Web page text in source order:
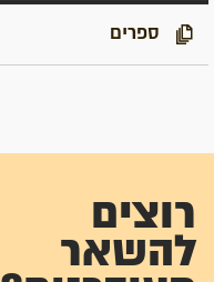
ספרים
רוצים
להשאר